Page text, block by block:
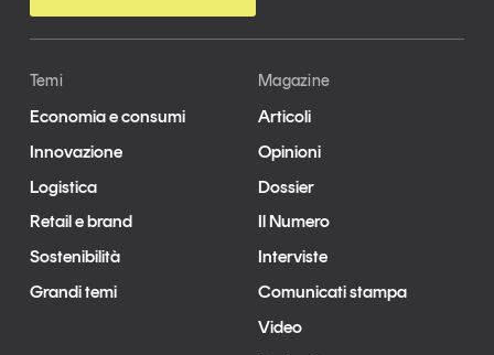
Temi
Economia e consumi
Innovazione
Logistica
Retail e brand
Sostenibilità
Grandi temi
Magazine
Articoli
Opinioni
Dossier
Il Numero
Interviste
Comunicati stampa
Video